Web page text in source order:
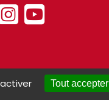
Tout accepter